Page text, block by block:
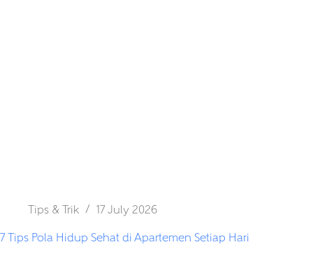
Tips & Trik 17 July 2026
7 Tips Pola Hidup Sehat di Apartemen Setiap Hari